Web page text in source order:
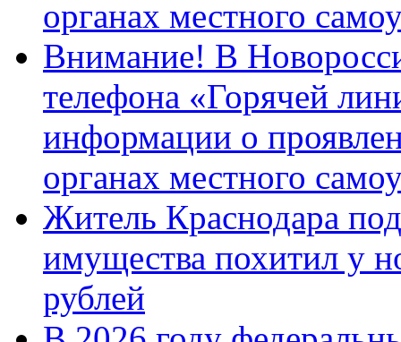
органах местного
Внимание! В
телефона «Горячей
информации о
органах местного
Житель Краснодара
имущества похитил у
рублей